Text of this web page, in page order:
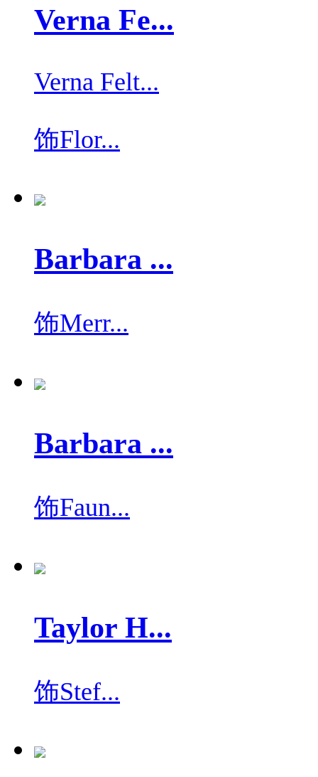
Verna Fe...
Verna Felt...
饰Flor...
Barbara ...
饰Merr...
Barbara ...
饰Faun...
Taylor H...
饰Stef...